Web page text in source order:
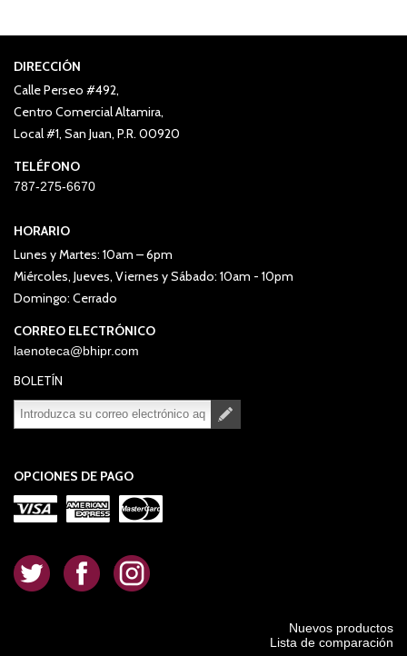
DIRECCIÓN
Calle Perseo #492,
Centro Comercial Altamira,
Local #1, San Juan, P.R. 00920
TELÉFONO
787-275-6670
HORARIO
Lunes y Martes: 10am – 6pm
Miércoles, Jueves, Viernes y Sábado: 10am - 10pm
Domingo: Cerrado
CORREO ELECTRÓNICO
laenoteca@bhipr.com
BOLETÍN
OPCIONES DE PAGO
. . .
Nuevos productos
Lista de comparación